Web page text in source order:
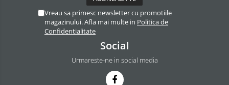
Vreau sa primesc newsletter cu promotiile
magazinului. Afla mai multe in Politica de
Confidentialitate
Social
Urmareste-ne in social media